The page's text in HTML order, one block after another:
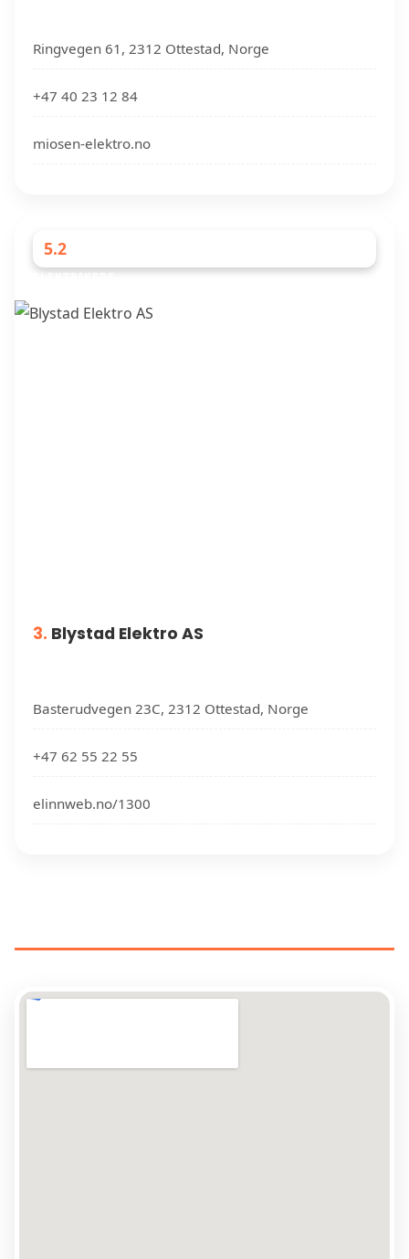
Ringvegen 61, 2312 Ottestad, Norge
+47 40 23 12 84
miosen-elektro.no
5.2
3. Blystad Elektro AS
Basterudvegen 23C, 2312 Ottestad, Norge
+47 62 55 22 55
elinnweb.no/1300